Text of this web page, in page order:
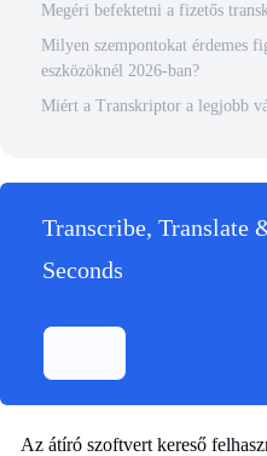
Megéri befektetni a fizetős
Milyen szempontokat érdemes
eszközöknél 2026-ban?
Miért a Transkriptor a legjobb
Transcribe, Translate
Seconds
Az átíró szoftvert kereső